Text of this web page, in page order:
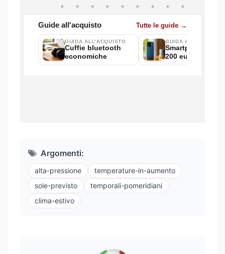
Argomenti:
alta-pressione
temperature-in-aumento
sole-previsto
temporali-pomeridiani
clima-estivo